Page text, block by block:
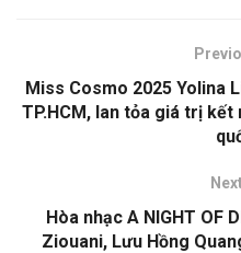
Miss Cosmo 2025 Yolina
TP.HCM, lan tỏa giá trị
Hòa nhạc A NIGHT OF
Ziouani, Lưu Hồng